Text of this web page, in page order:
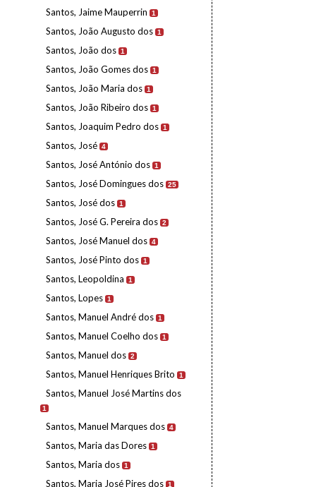
Santos, Jaime Mauperrin 1
Santos, João Augusto dos 1
Santos, João dos 1
Santos, João Gomes dos 1
Santos, João Maria dos 1
Santos, João Ribeiro dos 1
Santos, Joaquim Pedro dos 1
Santos, José 4
Santos, José António dos 1
Santos, José Domingues dos 25
Santos, José dos 1
Santos, José G. Pereira dos 2
Santos, José Manuel dos 4
Santos, José Pinto dos 1
Santos, Leopoldina 1
Santos, Lopes 1
Santos, Manuel André dos 1
Santos, Manuel Coelho dos 1
Santos, Manuel dos 2
Santos, Manuel Henriques Brito 1
Santos, Manuel José Martins dos
1
Santos, Manuel Marques dos 4
Santos, Maria das Dores 1
Santos, Maria dos 1
Santos, Maria José Pires dos 1